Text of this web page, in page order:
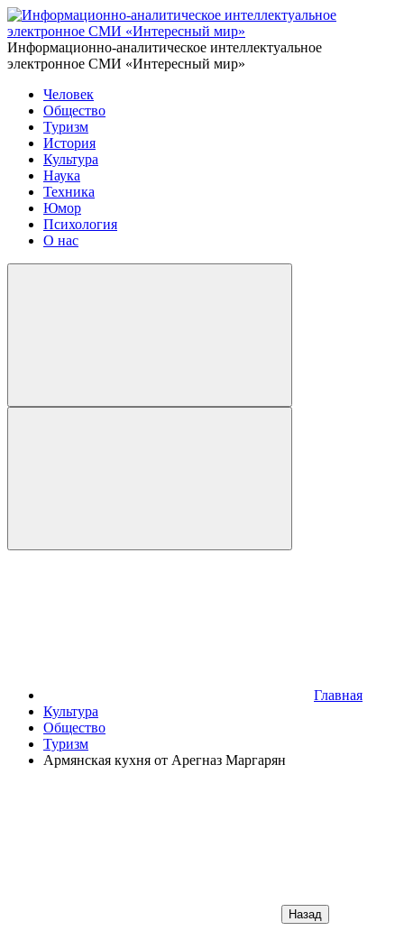
Информационно-аналитическое интеллектуальное
электронное СМИ «Интересный мир»
Человек
Общество
Туризм
История
Культура
Наука
Техника
Юмор
Психология
О нас
Главная
Культура
Общество
Туризм
Армянская кухня от Арегназ Маргарян
Назад